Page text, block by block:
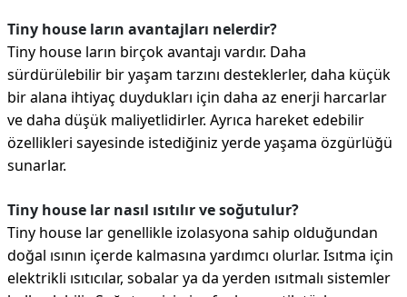
Tiny house ların avantajları nelerdir?
Tiny house ların birçok avantajı vardır. Daha
sürdürülebilir bir yaşam tarzını desteklerler, daha küçük
bir alana ihtiyaç duydukları için daha az enerji harcarlar
ve daha düşük maliyetlidirler. Ayrıca hareket edebilir
özellikleri sayesinde istediğiniz yerde yaşama özgürlüğü
sunarlar.
Tiny house lar nasıl ısıtılır ve soğutulur?
Tiny house lar genellikle izolasyona sahip olduğundan
doğal ısının içerde kalmasına yardımcı olurlar. Isıtma için
elektrikli ısıtıcılar, sobalar ya da yerden ısıtmalı sistemler